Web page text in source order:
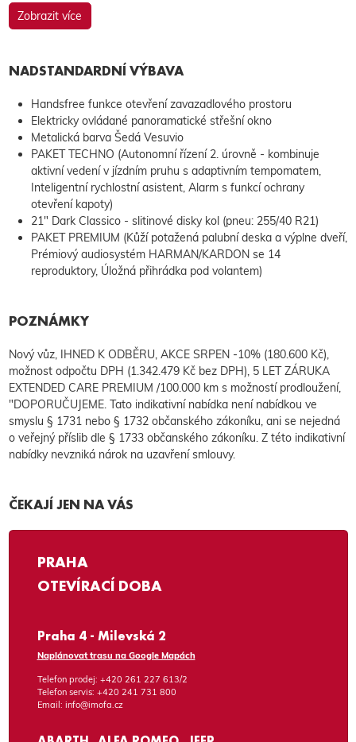
Zobrazit více
NADSTANDARDNÍ VÝBAVA
Handsfree funkce otevření zavazadlového prostoru
Elektricky ovládané panoramatické střešní okno
Metalická barva Šedá Vesuvio
PAKET TECHNO (Autonomní řízení 2. úrovně - kombinuje
aktivní vedení v jízdním pruhu s adaptivním tempomatem,
Inteligentní rychlostní asistent, Alarm s funkcí ochrany
otevření kapoty)
21" Dark Classico - slitinové disky kol (pneu: 255/40 R21)
PAKET PREMIUM (Kůží potažená palubní deska a výplne dveří,
Prémiový audiosystém HARMAN/KARDON se 14
reproduktory, Úložná přihrádka pod volantem)
POZNÁMKY
Nový vůz, IHNED K ODBĚRU, AKCE SRPEN -10% (180.600 Kč),
možnost odpočtu DPH (1.342.479 Kč bez DPH), 5 LET ZÁRUKA
EXTENDED CARE PREMIUM /100.000 km s možností prodloužení,
"DOPORUČUJEME. Tato indikativní nabídka není nabídkou ve
smyslu § 1731 nebo § 1732 občanského zákoníku, ani se nejedná
o veřejný příslib dle § 1733 občanského zákoníku. Z této indikativní
nabídky nevzniká nárok na uzavření smlouvy.
ČEKAJÍ JEN NA VÁS
PRAHA
OTEVÍRACÍ DOBA
Praha 4 - Milevská 2
Naplánovat trasu na Google Mapách
Telefon prodej: +420 261 227 613/2
Telefon servis: +420 241 731 800
Email: info@imofa.cz